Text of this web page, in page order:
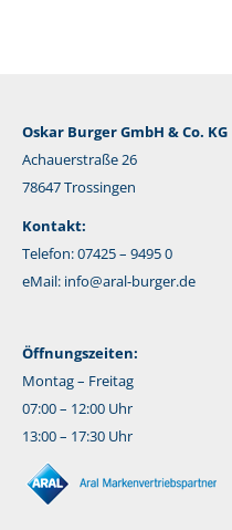
Oskar Burger GmbH & Co. KG
Achauerstraße 26
78647 Trossingen
Kontakt:
Telefon: 07425 – 9495 0
eMail: info@aral-burger.de
Öffnungszeiten:
Montag – Freitag
07:00 – 12:00 Uhr
13:00 – 17:30 Uhr